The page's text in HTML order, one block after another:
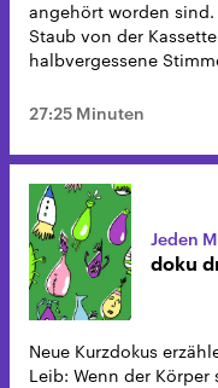
angehört worden sind.
Staub von der
halbvergessene
27:25 Minuten
Jeden
doku
Neue Kurzdokus
Leib: Wenn der